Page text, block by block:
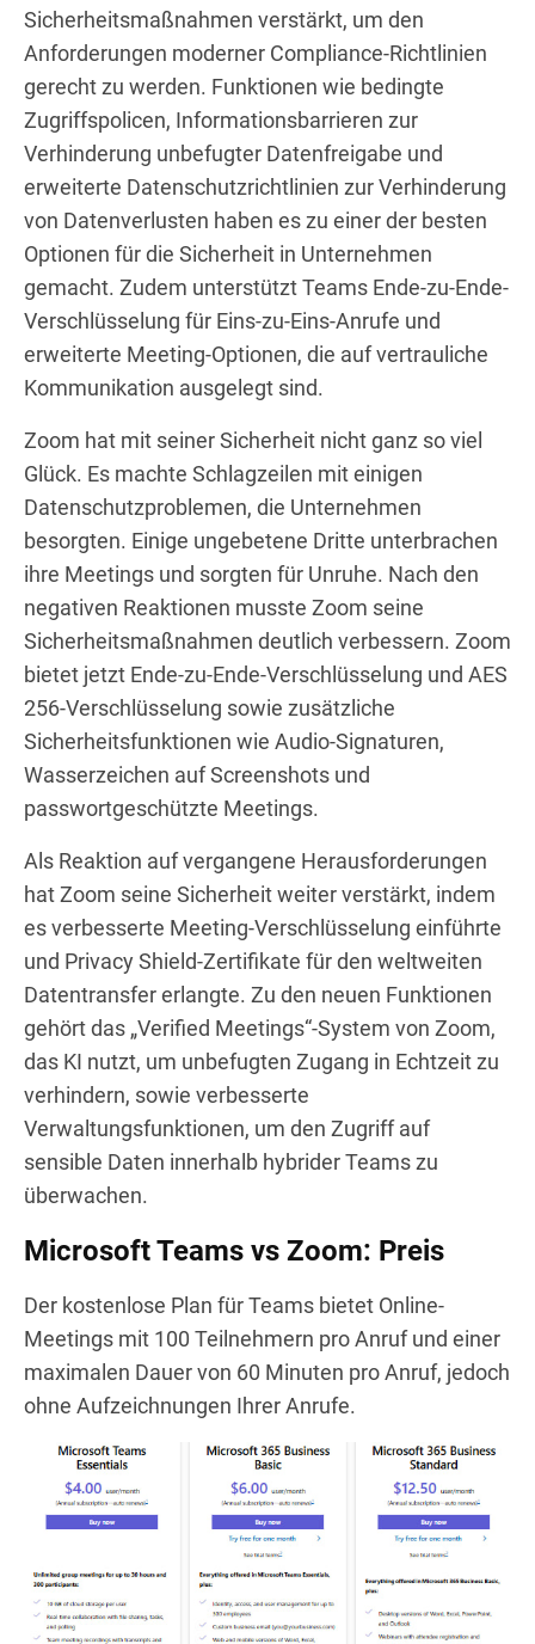
Sicherheitsmaßnahmen verstärkt, um den
Anforderungen moderner Compliance-Richtlinien
gerecht zu werden. Funktionen wie bedingte
Zugriffspolicen, Informationsbarrieren zur
Verhinderung unbefugter Datenfreigabe und
erweiterte Datenschutzrichtlinien zur Verhinderung
von Datenverlusten haben es zu einer der besten
Optionen für die Sicherheit in Unternehmen
gemacht. Zudem unterstützt Teams Ende-zu-Ende-
Verschlüsselung für Eins-zu-Eins-Anrufe und
erweiterte Meeting-Optionen, die auf vertrauliche
Kommunikation ausgelegt sind.
Zoom hat mit seiner Sicherheit nicht ganz so viel
Glück. Es machte Schlagzeilen mit einigen
Datenschutzproblemen, die Unternehmen
besorgten. Einige ungebetene Dritte unterbrachen
ihre Meetings und sorgten für Unruhe. Nach den
negativen Reaktionen musste Zoom seine
Sicherheitsmaßnahmen deutlich verbessern. Zoom
bietet jetzt Ende-zu-Ende-Verschlüsselung und AES
256-Verschlüsselung sowie zusätzliche
Sicherheitsfunktionen wie Audio-Signaturen,
Wasserzeichen auf Screenshots und
passwortgeschützte Meetings.
Als Reaktion auf vergangene Herausforderungen
hat Zoom seine Sicherheit weiter verstärkt, indem
es verbesserte Meeting-Verschlüsselung einführte
und Privacy Shield-Zertifikate für den weltweiten
Datentransfer erlangte. Zu den neuen Funktionen
gehört das „Verified Meetings“-System von Zoom,
das KI nutzt, um unbefugten Zugang in Echtzeit zu
verhindern, sowie verbesserte
Verwaltungsfunktionen, um den Zugriff auf
sensible Daten innerhalb hybrider Teams zu
überwachen.
Microsoft Teams vs Zoom: Preis
Der kostenlose Plan für Teams bietet Online-
Meetings mit 100 Teilnehmern pro Anruf und einer
maximalen Dauer von 60 Minuten pro Anruf, jedoch
ohne Aufzeichnungen Ihrer Anrufe.